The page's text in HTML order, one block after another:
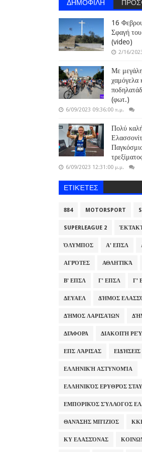
16
Σφαγή
(video)
2/16/
Με
χαμόγελα
(φωτ.)
6/09/2023 09:36:00 π.μ.
Πολύ
6/09/2023 12:31:00 μ.μ.
ΕΤΙΚΈΤΕΣ
884 MOTORSPORT
SUPERLEAGUE 2
ΌΛΥΜΠΟΣ Α' ΕΠΣΛ
ΑΓΡΌΤΕΣ ΑΘΛΗΤΙΚΆ
Β' ΕΠΣΛ Γ' ΕΠΣΛ Γ'
ΔΕΥΑΕΛ ΔΉΜΟΣ
ΔΉΜΟΣ ΛΑΡΙΣΑΊΩΝ
ΔΙΆΦΟΡΑ ΔΙΑΚΟΠΉ
ΕΠΣ ΛΆΡΙΣΑΣ ΕΙΔΉΣΕΙΣ
ΕΛΛΗΝΙΚΉ ΑΣΤΥΝΟΜΊΑ
ΕΛΛΗΝΙΚΌΣ ΕΡΥΘΡΌΣ
ΕΜΠΟΡΙΚΌΣ ΣΎΛΛΟΓΟΣ
ΘΑΝΆΣΗΣ ΜΠΊΖΙΟΣ
ΚΥ ΕΛΑΣΣΌΝΑΣ